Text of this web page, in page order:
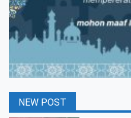
NEW POST